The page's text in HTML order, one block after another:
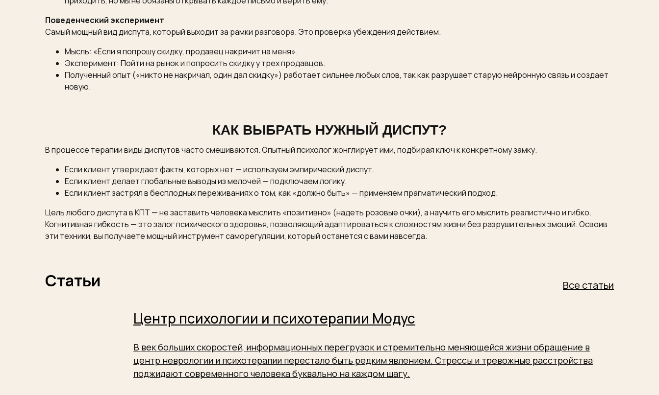
Поведенческий эксперимент
Самый мощный вид диспута, который выходит за рамки разговора. Это проверка убеждения действием.
Мысль: «Если я попрошу скидку, продавец накричит на меня».
Эксперимент: Пойти на рынок и попросить скидку у трех продавцов.
Полученный опыт («никто не накричал, один дал скидку») работает сильнее любых слов, так как разрушает старую нейронную связь и создает
новую.
КАК ВЫБРАТЬ НУЖНЫЙ ДИСПУТ?
В процессе терапии виды диспутов часто смешиваются. Опытный психолог жонглирует ими, подбирая ключ к конкретному замку.
Если клиент утверждает факты, которых нет — используем эмпирический диспут.
Если клиент делает глобальные выводы из мелочей — подключаем логику.
Если клиент застрял в бесплодных переживаниях о том, как «должно быть» — применяем прагматический подход.
Цель любого диспута в КПТ — не заставить человека мыслить «позитивно» (надеть розовые очки), а научить его мыслить реалистично и гибко.
Когнитивная гибкость — это залог психического здоровья, позволяющий адаптироваться к сложностям жизни без разрушительных эмоций. Освоив
эти техники, вы получаете мощный инструмент саморегуляции, который останется с вами навсегда.
В век больших скоростей, информационных перегрузок и стремительно меняющейся жизни обращение в
центр неврологии и психотерапии перестало быть редким явлением. Стрессы и тревожные расстройства
поджидают современного человека буквально на каждом шагу.
Центр психологии и психотерапии Модус
Статьи Все статьи